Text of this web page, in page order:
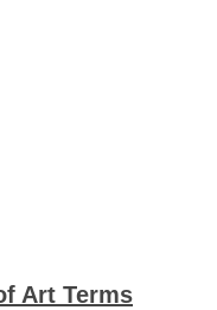
Art Terms